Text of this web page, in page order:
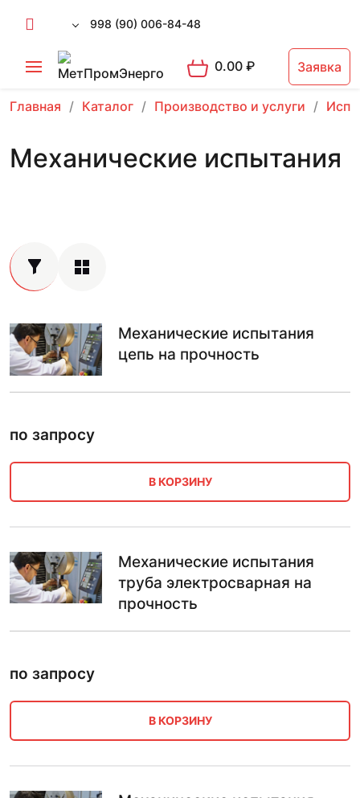
998 (90) 006-84-48
0.00₽ Заявка
Главная Каталог Производство и услуги
Механические испытания
Механические испытания
цепь на прочность
по запросу
В КОРЗИНУ
Механические испытания
труба электросварная на
прочность
по запросу
В КОРЗИНУ